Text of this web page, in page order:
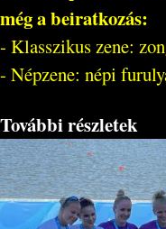
még a beiratkozás:
- Klasszikus zene:
- Népzene: népi
További részletek